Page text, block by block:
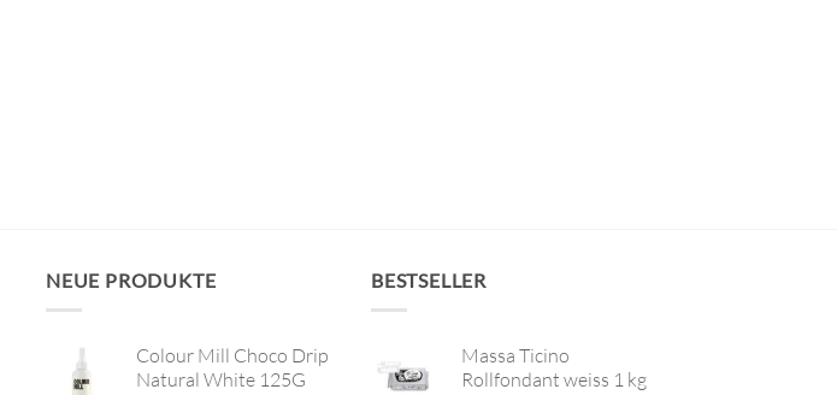
NEUE PRODUKTE
Colour Mill Choco Drip
Natural White 125G
BESTSELLER
Massa Ticino
Rollfondant weiss 1 kg